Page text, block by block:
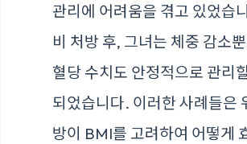
관리에 어려움을 겪고 있었습
비 처방 후, 그녀는 체중 감소
혈당 수치도 안정적으로 관리
되었습니다. 이러한 사례들은
방이 BMI를 고려하여 어떻게